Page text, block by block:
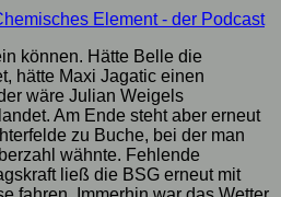
Element - der Podcast
können. Hätte Belle die
hätte Maxi Jagatic einen
wäre Julian Weigels
Am Ende steht aber erneut
zu Buche, bei der man
wähnte. Fehlende
ließ die BSG erneut mit